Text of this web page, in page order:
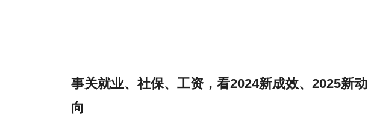
事关就业、社保、工资，看2024新成效、2025新动
向